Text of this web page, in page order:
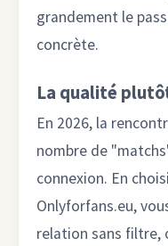
grandement le
concrète.
La qualité
En 2026, la
nombre de
connexion. En
Onlyforfans.eu,
relation sans filtre,